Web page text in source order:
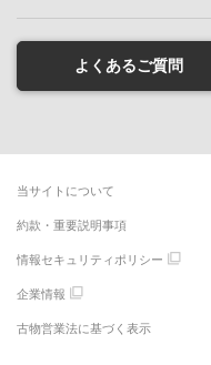
よくあるご質問
当サイトについて
約款・重要説明事項
情報セキュリティポリシー
企業情報
古物営業法に基づく表示